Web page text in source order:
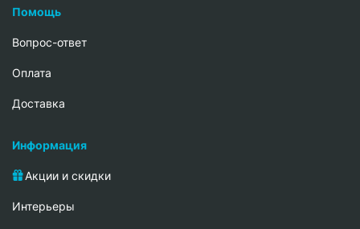
Помощь
Вопрос-ответ
Oплата
Доставка
Информация
Акции и скидки
Интерьеры